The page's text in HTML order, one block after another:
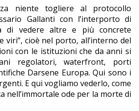
niente togliere al protocollo
Gallanti con l’interporto di
di vedere altre e più concrete
viri”, cioè nel porto, all’interno del
con le istituzioni che da anni si
regolatori, waterfront, porti
Darsene Europa. Qui sono i
E qui vogliamo vederlo, come
nell’immortale ode per la morte di